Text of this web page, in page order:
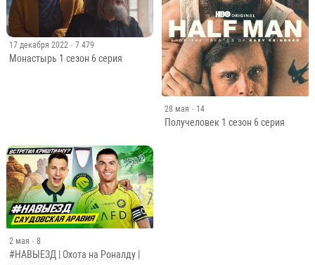
17 декабря 2022 · 7 479
Монастырь 1 сезон 6 серия
28 мая · 14
Получеловек 1 сезон 6 серия
2 мая · 8
#НАВЫЕЗД | Охота на Роналду |